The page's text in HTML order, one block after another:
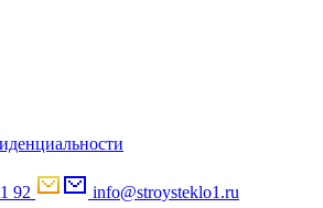
92
info@stroysteklo1.ru